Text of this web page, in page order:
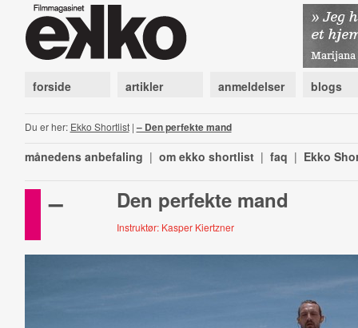
forside artikler anmeldelser blogs
Du er her: Ekko Shortlist| – Den perfekte mand
månedens anbefaling | om ekko shortlist | faq | Ekko
– Den perfekte mand
Instruktør: Kasper Kiertzner